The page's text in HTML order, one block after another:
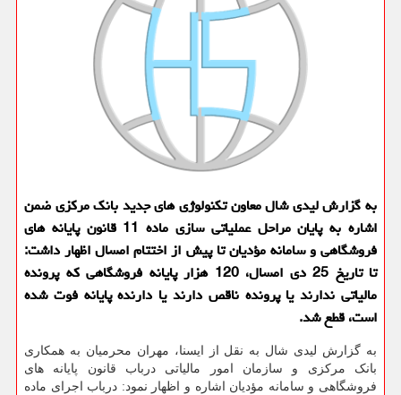
به گزارش لیدی شال معاون تکنولوژی های جدید بانک مرکزی ضمن
اشاره به پایان مراحل عملیاتی سازی ماده 11 قانون پایانه های
فروشگاهی و سامانه مؤدیان تا پیش از اختتام امسال اظهار داشت:
تا تاریخ 25 دی امسال، 120 هزار پایانه فروشگاهی که پرونده
مالیاتی ندارند یا پرونده ناقص دارند یا دارنده پایانه فوت شده
است، قطع شد.
به گزارش لیدی شال به نقل از ایسنا، مهران محرمیان به همکاری
بانک مرکزی و سازمان امور مالیاتی درباب قانون پایانه های
فروشگاهی و سامانه مؤدیان اشاره و اظهار نمود: درباب اجرای ماده